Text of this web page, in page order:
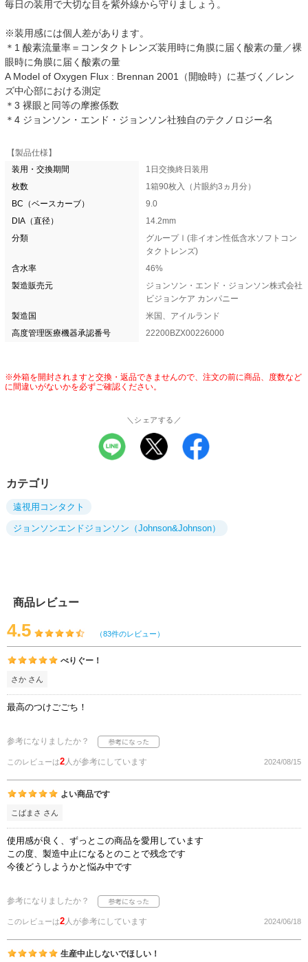
毎日の装用で大切な目を紫外線から守りましょう。
※装用感には個人差があります。
＊1 酸素流量率＝コンタクトレンズ装用時に角膜に届く酸素の量／裸
眼時に角膜に届く酸素の量
A Model of Oxygen Flux : Brennan 2001（開瞼時）に基づく／レン
ズ中心部における測定
＊3 裸眼と同等の摩擦係数
＊4 ジョンソン・エンド・ジョンソン社独自のテクノロジー名
【製品仕様】
装用・交換期間
1日交換終日装用
枚数
1箱90枚入（片眼約3ヵ月分）
BC（ベースカーブ）
9.0
DIA（直径）
14.2mm
分類
グループⅠ(非イオン性低含水ソフトコン
タクトレンズ)
含水率
46%
製造販売元
ジョンソン・エンド・ジョンソン株式会社
ビジョンケア カンパニー
製造国
米国、アイルランド
高度管理医療機器承認番号
22200BZX00226000
※外箱を開封されますと交換・返品できませんので、注文の前に商品、度数など
に間違いがないかを必ずご確認ください。
＼シェアする／
カテゴリ
遠視用コンタクト
ジョンソンエンドジョンソン（Johnson&Johnson）
商品レビュー
4.5 （83件のレビュー）
べりぐー！
さか さん
最高のつけごごち！
参考になりましたか？
このレビューは2人が参考にしています 2024/08/15
よい商品です
こばまさ さん
使用感が良く、ずっとこの商品を愛用しています
この度、製造中止になるとのことで残念です
今後どうしようかと悩み中です
参考になりましたか？
このレビューは2人が参考にしています 2024/06/18
生産中止しないでほしい！